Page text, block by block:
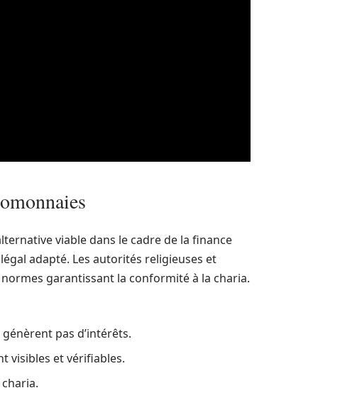
viable dans le cadre de la finance
adapté. Les autorités religieuses et
garantissant la conformité à la charia.
pas d’intérêts.
visibles et vérifiables.